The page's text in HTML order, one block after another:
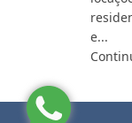
e...